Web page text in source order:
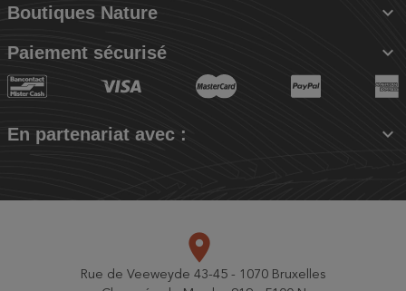
Boutiques Nature 
Paiement sécurisé 
En partenariat avec : 
place
Rue de Veeweyde 43-45 - 1070 Bruxelles